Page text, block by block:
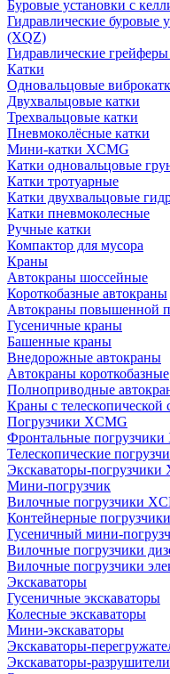
Буровые установки с
Гидравлические буровые
(XQZ)
Гидравлические
Катки
Одновальцовые
Двухвальцовые катки
Трехвальцовые катки
Пневмоколёсные катки
Мини-катки XCMG
Катки одновальцовые
Катки тротуарные
Катки двухвальцовые
Катки пневмоколесные
Ручные катки
Компактор для мусора
Краны
Автокраны шоссейные
Короткобазные автокраны
Автокраны повышенной
Гусеничные краны
Башенные краны
Внедорожные автокраны
Автокраны короткобазные
Полноприводные
Краны с телескопической
Погрузчики XCMG
Фронтальные
Телескопические
Экскаваторы-погрузчики
Мини-погрузчик
Вилочные погрузчики
Контейнерные
Гусеничный мини-
Вилочные погрузчики
Вилочные погрузчики
Экскаваторы
Гусеничные экскаваторы
Колесные экскаваторы
Мини-экскаваторы
Экскаваторы-
Экскаваторы-разрушители